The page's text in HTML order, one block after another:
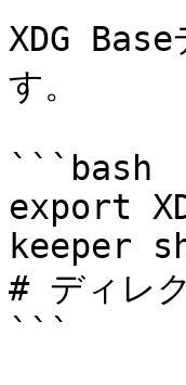
XDG
す。
```bash
export
keeper
# ディレ
```